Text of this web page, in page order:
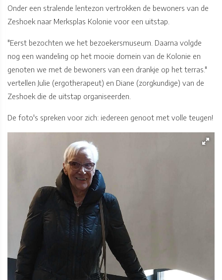
Onder een stralende lentezon vertrokken de bewoners van de
Zeshoek naar Merksplas Kolonie voor een uitstap.
"Eerst bezochten we het bezoekersmuseum. Daarna volgde
nog een wandeling op het mooie domein van de Kolonie en
genoten we met de bewoners van een drankje op het terras."
vertellen Julie (ergotherapeut) en Diane (zorgkundige) van de
Zeshoek die de uitstap organiseerden.
De foto's spreken voor zich: iedereen genoot met volle teugen!